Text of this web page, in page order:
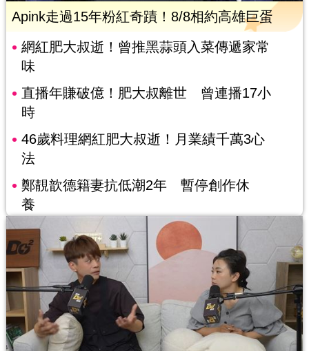
Apink走過15年粉紅奇蹟！8/8相約高雄巨蛋
網紅肥大叔逝！曾推黑蒜頭入菜傳遞家常
味
直播年賺破億！肥大叔離世 曾連播17小
時
46歲料理網紅肥大叔逝！月業績千萬3心
法
鄭靚歆德籍妻抗低潮2年 暫停創作休
養